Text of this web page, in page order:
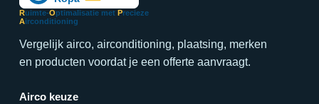
Ruimte-Optimalisatie met Precieze
Airconditioning
Vergelijk airco, airconditioning, plaatsing, merken
en producten voordat je een offerte aanvraagt.
Airco keuze